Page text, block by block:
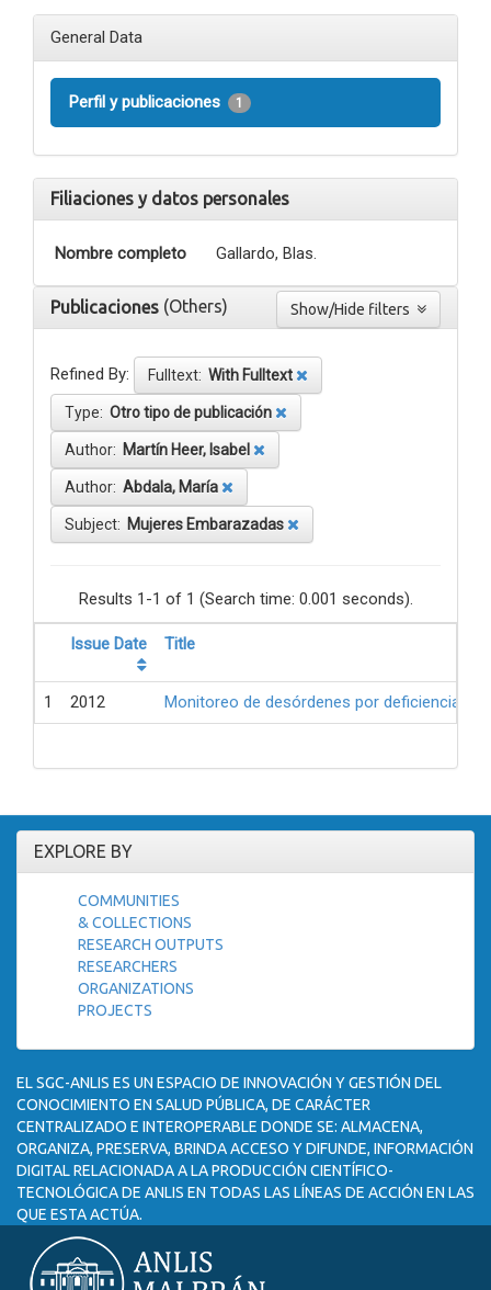
General Data
Perfil y publicaciones 1
Filiaciones y datos personales
Nombre completo Gallardo, Blas.
Publicaciones (Others)
Refined By: Fulltext: With Fulltext
Type: Otro tipo de publicación
Author: Martín Heer, Isabel
Author: Abdala, María
Subject: Mujeres Embarazadas
Results 1-1 of 1 (Search time: 0.001 seconds).
Issue Date Title
1 2012 Monitoreo de desórdenes por deficiencia
EXPLORE BY
COMMUNITIES
& COLLECTIONS
RESEARCH OUTPUTS
RESEARCHERS
ORGANIZATIONS
PROJECTS
EL SGC-ANLIS ES UN ESPACIO DE INNOVACIÓN Y GESTIÓN DEL
CONOCIMIENTO EN SALUD PÚBLICA, DE CARÁCTER
CENTRALIZADO E INTEROPERABLE DONDE SE: ALMACENA,
ORGANIZA, PRESERVA, BRINDA ACCESO Y DIFUNDE, INFORMACIÓN
DIGITAL RELACIONADA A LA PRODUCCIÓN CIENTÍFICO-
TECNOLÓGICA DE ANLIS EN TODAS LAS LÍNEAS DE ACCIÓN EN LAS
QUE ESTA ACTÚA.